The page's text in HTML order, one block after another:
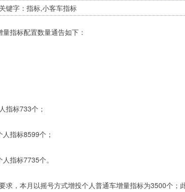
字：指标,小客车指标
指标配置数量通告如下：
指标733个；
指标8599个；
指标7735个。
，本月以摇号方式增投个人普通车增量指标为3500个；